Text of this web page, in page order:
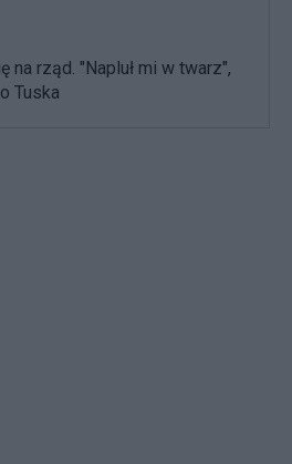
na rząd. "Napluł mi w twarz",
Tuska